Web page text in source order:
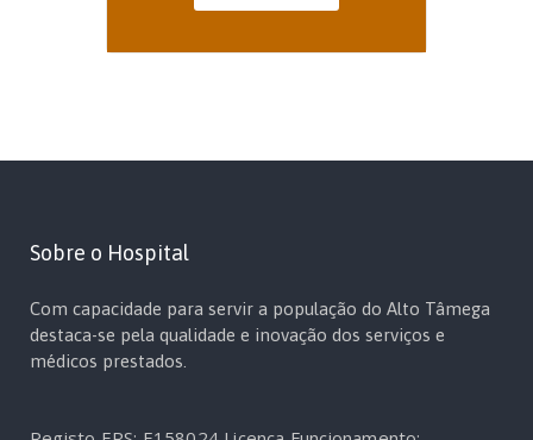
Sobre o Hospital
Com capacidade para servir a população do Alto Tâmega
destaca-se pela qualidade e inovação dos serviços e
médicos prestados.